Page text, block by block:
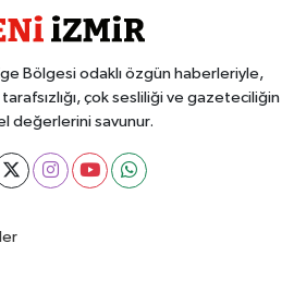
Bölgesi odaklı özgün haberleriyle,
tarafsızlığı, çok sesliliği ve gazeteciliğin
değerlerini savunur.